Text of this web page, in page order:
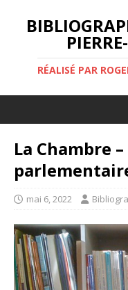
RÉALISÉ PAR
La Chambre
mai 6, 2022